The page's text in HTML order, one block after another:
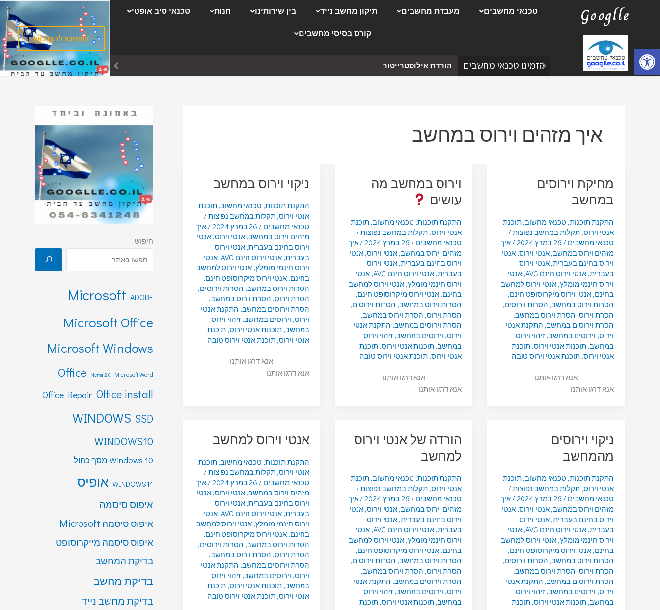
פתח סרגל נגישות
Googlle טכנאי מחשבים מעבדת מחשבים תיקון מחשב נייד בין שירותינו חנות טכנאי סיב אופטי
קורס בסיסי מחשבים
הזמינו טכנאי מחשבים הורדת אילוסטרייטור
לתמיכה לחצו כאן!
איך מזהים וירוס במחשב
מחיקת וירוסים
במחשב
התקנת תוכנות, טכנאי מחשוב,תוכנת
אנטי וירוס,תקלות במחשב נפוצות /
טכנאי מחשבים / 26 במרץ 2024 /איך
מזהים וירוס במחשב,אנטי וירוס,אנטי
וירוס בחינם בעברית,אנטי וירוס
בעברית,אנטי וירוס חינם AVG ,אנטי
וירוס חינמי מומלץ,אנטי וירוס למחשב
בחינם,אנטי וירוס מיקרוסופט חינם,
הסרות וירוס במחשב, הסרות וירוסים,
הסרת וירוס, הסרת וירוס במחשב,
הסרת וירוסים במחשב, התקנת אנטי
וירוס, וירוסים במחשב,זיהוי וירוס
במחשב,תוכנות אנטי וירוס,תוכנת
אנטי וירוס,תוכנת אנטי וירוס טובה
אנא דרגו אותנו
אנא דרגו אותנו
וירוס במחשב מה
עושים
התקנת תוכנות, טכנאי מחשוב,תוכנת
אנטי וירוס,תקלות במחשב נפוצות /
טכנאי מחשבים / 26 במרץ 2024 /איך
מזהים וירוס במחשב,אנטי וירוס,אנטי
וירוס בחינם בעברית,אנטי וירוס
בעברית,אנטי וירוס חינם AVG ,אנטי
וירוס חינמי מומלץ,אנטי וירוס למחשב
בחינם,אנטי וירוס מיקרוסופט חינם,
הסרות וירוס במחשב, הסרות וירוסים,
הסרת וירוס, הסרת וירוס במחשב,
הסרת וירוסים במחשב, התקנת אנטי
וירוס, וירוסים במחשב,זיהוי וירוס
במחשב,תוכנות אנטי וירוס,תוכנת
אנטי וירוס,תוכנת אנטי וירוס טובה
אנא דרגו אותנו
אנא דרגו אותנו
ניקוי וירוס במחשב
התקנת תוכנות, טכנאי מחשוב,תוכנת
אנטי וירוס,תקלות במחשב נפוצות /
טכנאי מחשבים / 26 במרץ 2024 /איך
מזהים וירוס במחשב,אנטי וירוס,אנטי
וירוס בחינם בעברית,אנטי וירוס
בעברית,אנטי וירוס חינם AVG ,אנטי
וירוס חינמי מומלץ,אנטי וירוס למחשב
בחינם,אנטי וירוס מיקרוסופט חינם,
הסרות וירוס במחשב, הסרות וירוסים,
הסרת וירוס, הסרת וירוס במחשב,
הסרת וירוסים במחשב, התקנת אנטי
וירוס, וירוסים במחשב,זיהוי וירוס
במחשב,תוכנות אנטי וירוס,תוכנת
אנטי וירוס,תוכנת אנטי וירוס טובה
אנא דרגו אותנו
אנא דרגו אותנו
ניקוי וירוסים
מהמחשב
התקנת תוכנות, טכנאי מחשוב,תוכנת
אנטי וירוס,תקלות במחשב נפוצות /
טכנאי מחשבים / 26 במרץ 2024 /איך
מזהים וירוס במחשב,אנטי וירוס,אנטי
וירוס בחינם בעברית,אנטי וירוס
בעברית,אנטי וירוס חינם AVG ,אנטי
וירוס חינמי מומלץ,אנטי וירוס למחשב
בחינם,אנטי וירוס מיקרוסופט חינם,
הסרות וירוס במחשב, הסרות וירוסים,
הסרת וירוס, הסרת וירוס במחשב,
הסרת וירוסים במחשב, התקנת אנטי
וירוס, וירוסים במחשב,זיהוי וירוס
במחשב,תוכנות אנטי וירוס,תוכנת
הורדה של אנטי וירוס
למחשב
התקנת תוכנות, טכנאי מחשוב,תוכנת
אנטי וירוס,תקלות במחשב נפוצות /
טכנאי מחשבים / 26 במרץ 2024 /איך
מזהים וירוס במחשב,אנטי וירוס,אנטי
וירוס בחינם בעברית,אנטי וירוס
בעברית,אנטי וירוס חינם AVG ,אנטי
וירוס חינמי מומלץ,אנטי וירוס למחשב
בחינם,אנטי וירוס מיקרוסופט חינם,
הסרות וירוס במחשב, הסרות וירוסים,
הסרת וירוס, הסרת וירוס במחשב,
הסרת וירוסים במחשב, התקנת אנטי
וירוס, וירוסים במחשב,זיהוי וירוס
במחשב,תוכנות אנטי וירוס,תוכנת
אנטי וירוס למחשב
התקנת תוכנות, טכנאי מחשוב,תוכנת
אנטי וירוס,תקלות במחשב נפוצות /
טכנאי מחשבים / 26 במרץ 2024 /איך
מזהים וירוס במחשב,אנטי וירוס,אנטי
וירוס בחינם בעברית,אנטי וירוס
בעברית,אנטי וירוס חינם AVG ,אנטי
וירוס חינמי מומלץ,אנטי וירוס למחשב
בחינם,אנטי וירוס מיקרוסופט חינם,
הסרות וירוס במחשב, הסרות וירוסים,
הסרת וירוס, הסרת וירוס במחשב,
הסרת וירוסים במחשב, התקנת אנטי
וירוס, וירוסים במחשב,זיהוי וירוס
במחשב,תוכנות אנטי וירוס,תוכנת
אנטי וירוס,תוכנת אנטי וירוס טובה
חיפוש
ADOBE
Microsoft
Microsoft Office
Microsoft Windows
Microsoft Word
Nvme 2.0
Office
Office install
Office Repair
SSD
WINDOWS
WINDOWS10
Windows 10 מסך כחול
WINDOWS11 אופיס
איפוס סיסמה
איפוס סיסמה Microsoft
איפוס סיסמה מייקרוסופט
בדיקת המחשב
בדיקת מחשב
בדיקת מחשב נייד
ק